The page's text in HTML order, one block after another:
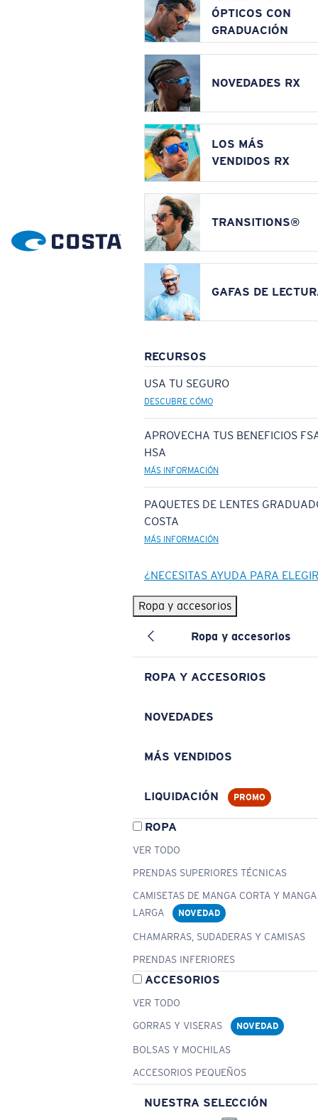
ÓPTICOS CON
GRADUACIÓN
NOVEDADES RX
LOS MÁS
VENDIDOS RX
TRANSITIONS®
GAFAS DE
RECURSOS
USA TU SEGURO
DESCUBRE CÓMO
APROVECHA TUS BENEFICIOS
HSA
MÁS INFORMACIÓN
PAQUETES DE LENTES
COSTA
MÁS INFORMACIÓN
¿NECESITAS AYUDA PARA
Ropa y accesorios
Ropa y accesorios
ROPA Y ACCESORIOS
NOVEDADES
MÁS VENDIDOS
LIQUIDACIÓN PROMO
ROPA
VER TODO
PRENDAS SUPERIORES TÉCNICAS
CAMISETAS DE MANGA CORTA Y MANGA
LARGA
NOVEDAD
CHAMARRAS, SUDADERAS Y CAMISAS
PRENDAS INFERIORES
ACCESORIOS
VER TODO
GORRAS Y VISERAS
NOVEDAD
BOLSAS Y MOCHILAS
ACCESORIOS PEQUEÑOS
NUESTRA SELECCIÓN